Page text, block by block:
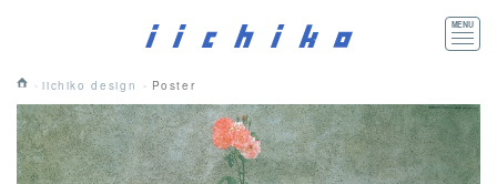
iichiko design Poster